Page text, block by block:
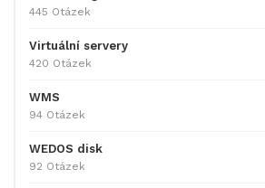
445 Otázek
Virtuální servery
420 Otázek
WMS
94 Otázek
WEDOS disk
92 Otázek